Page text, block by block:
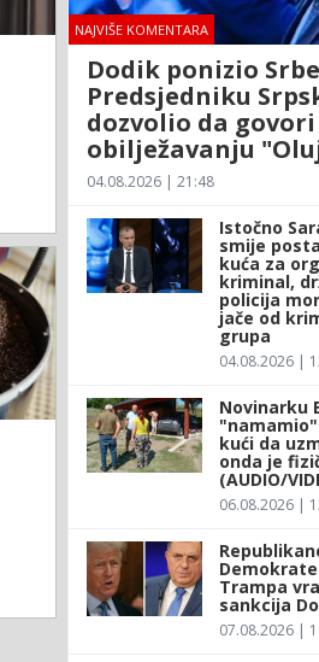
NAJVIŠE KOMENTARA
Dodik ponizio
Predsjedniku
dozvolio da govori
obilježavanju
04.08.2026 | 21:48
Istočno
smije
kuća za
kriminal,
policija
jače od
grupa
04.08.2026 |
Novinarku
kući da
onda je
(AUDIO/
06.08.2026 |
Trampa
sankcija
07.08.2026 |